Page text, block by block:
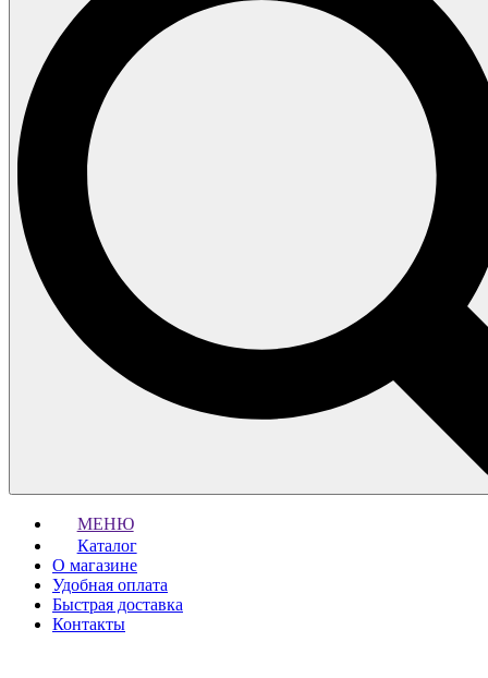
МЕНЮ
Каталог
О магазине
Удобная оплата
Быстрая доставка
Контакты